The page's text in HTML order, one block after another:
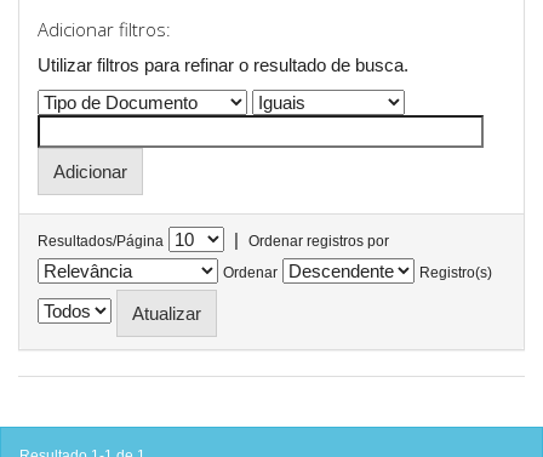
Adicionar filtros:
Utilizar filtros para refinar o resultado de busca.
Resultados/Página |
Ordenar registros por
Ordenar
Registro(s)